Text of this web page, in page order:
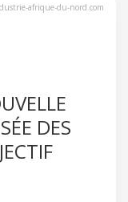
afrique-du-nord.com
DES